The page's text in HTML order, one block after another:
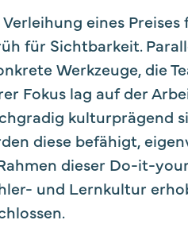
eines Preises
für Sichtbarkeit.
Werkzeuge, die
Fokus lag auf der
kulturprägend
diese befähigt,
dieser Do-it-
und Lernkultur